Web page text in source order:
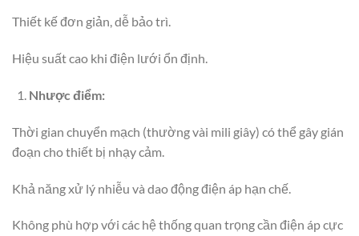
Thiết kế đơn giản, dễ bảo trì.
Hiệu suất cao khi điện lưới ổn định.
Nhược điểm:
Thời gian chuyển mạch (thường vài mili giây) có thể gây gián
đoạn cho thiết bị nhạy cảm.
Khả năng xử lý nhiễu và dao động điện áp hạn chế.
Không phù hợp với các hệ thống quan trọng cần điện áp cực